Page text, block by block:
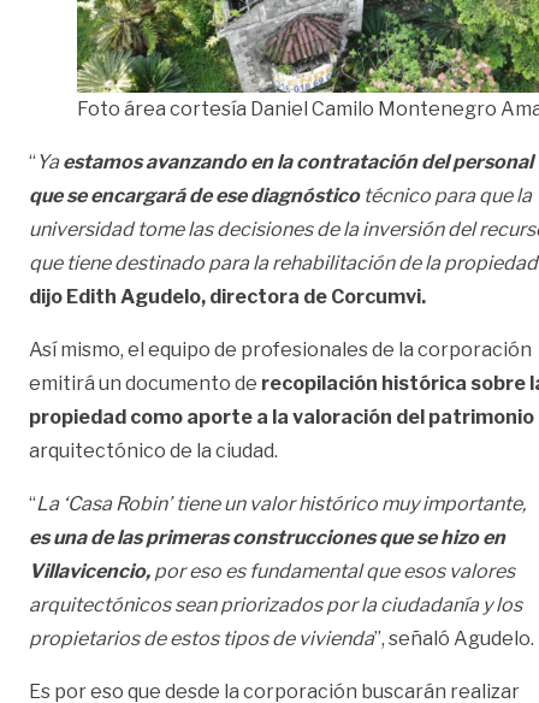
Foto área cortesía Daniel Camilo Montenegro
“ Yaestamos avanzando en la contratación del personal
que se encargará de ese diagnósticotécnico para que la
universidad tome las decisiones de la inversión del
que tiene destinado para la rehabilitación de la propiedad
dijo Edith Agudelo, directora de Corcumvi.
Así mismo, el equipo de profesionales de la corporación
emitirá un documento de recopilación histórica sobre
propiedad como aporte a la valoración del patrimonio
arquitectónico de la ciudad.
“La ‘Casa Robin’ tiene un valor histórico muy importante,
es una de las primeras construcciones que se hizo en
Villavicencio, por eso es fundamental que esos valores
arquitectónicos sean priorizados por la ciudadanía y los
propietarios de estos tipos de vivienda”, señaló Agudelo.
Es por eso que desde la corporación buscarán realizar